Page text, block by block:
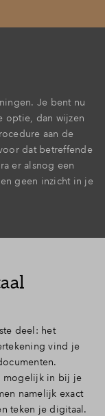
Je bent nu
optie, dan wijzen
aan de
dat betreffende
er alsnog een
geen inzicht in je
deel: het
vind je
mogelijk in bij je
namelijk exact
teken je digitaal.